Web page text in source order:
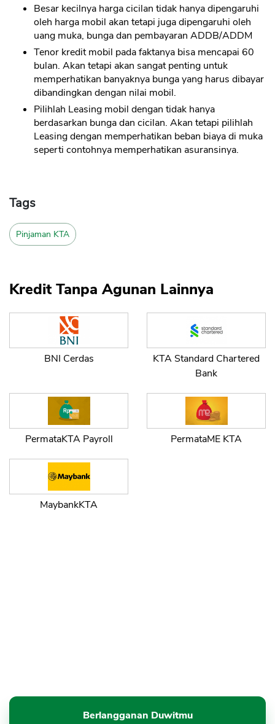
Besar kecilnya harga cicilan tidak hanya dipengaruhi
oleh harga mobil akan tetapi juga dipengaruhi oleh
uang muka, bunga dan pembayaran ADDB/ADDM
Tenor kredit mobil pada faktanya bisa mencapai 60
bulan. Akan tetapi akan sangat penting untuk
memperhatikan banyaknya bunga yang harus dibayar
dibandingkan dengan nilai mobil.
Pilihlah Leasing mobil dengan tidak hanya
berdasarkan bunga dan cicilan. Akan tetapi pilihlah
Leasing dengan memperhatikan beban biaya di muka
seperti contohnya memperhatikan asuransinya.
Tags
Pinjaman KTA
Kredit Tanpa Agunan Lainnya
BNI Cerdas
KTA Standard Chartered
Bank
PermataKTA Payroll PermataME KTA
MaybankKTA
Berlangganan Duwitmu